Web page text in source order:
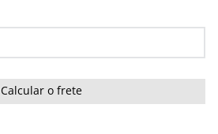
Calcular o frete